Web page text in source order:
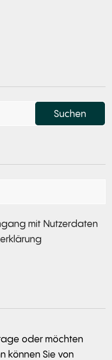
mit Nutzerdaten
oder möchten
können Sie von